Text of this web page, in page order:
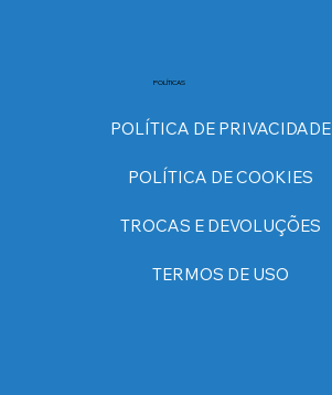
POLÍTICAS
POLÍTICA DE PRIVACIDADE
POLÍTICA DE COOKIES
TROCAS E DEVOLUÇÕES
TERMOS DE USO